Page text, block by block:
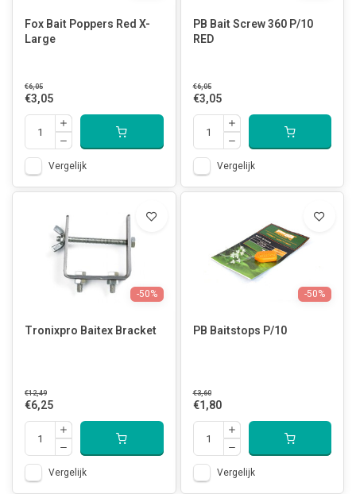
Fox Bait Poppers Red X-
Large
€6,05
€3,05
Vergelijk
PB Bait Screw 360 P/10
RED
€6,05
€3,05
Vergelijk
-50%
Tronixpro Baitex Bracket
€12,49
€6,25
Vergelijk
-50%
PB Baitstops P/10
€3,60
€1,80
Vergelijk